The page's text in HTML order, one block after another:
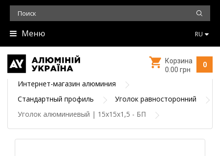
Меню RU
0
Корзина
0.00 грн
Интернет-магазин алюминия
Стандартный профиль
Уголок равносторонний
Уголок алюминиевый | 15х15х1,5 - БП